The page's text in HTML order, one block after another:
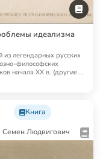
идеализма
из легендарных русских
философских
начала XX в. (другие —
Книга
Семен Людвигович